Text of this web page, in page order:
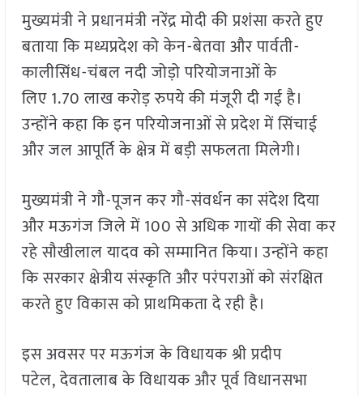
मुख्यमंत्री ने प्रधानमंत्री नरेंद्र मोदी की प्रशंसा करते हुए
बताया कि मध्यप्रदेश को केन-बेतवा और पार्वती-
कालीसिंध-चंबल नदी जोड़ो परियोजनाओं के
लिए 1.70 लाख करोड़ रुपये की मंजूरी दी गई है।
उन्होंने कहा कि इन परियोजनाओं से प्रदेश में सिंचाई
और जल आपूर्ति के क्षेत्र में बड़ी सफलता मिलेगी।
मुख्यमंत्री ने गौ-पूजन कर गौ-संवर्धन का संदेश दिया
और मऊगंज जिले में 100 से अधिक गायों की सेवा कर
रहे सौखीलाल यादव को सम्मानित किया। उन्होंने कहा
कि सरकार क्षेत्रीय संस्कृति और परंपराओं को संरक्षित
करते हुए विकास को प्राथमिकता दे रही है।
इस अवसर पर मऊगंज के विधायक श्री प्रदीप
पटेल, देवतालाब के विधायक और पूर्व विधानसभा